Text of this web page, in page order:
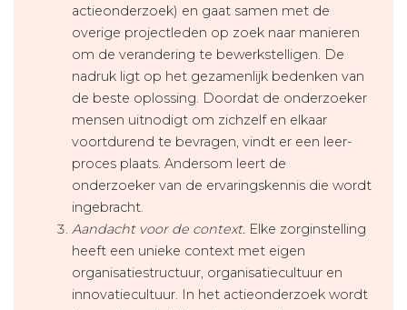
actieonderzoek) en gaat samen met de
overige projectleden op zoek naar manieren
om de verandering te bewerkstelligen. De
nadruk ligt op het gezamenlijk bedenken van
de beste oplossing. Doordat de onderzoeker
mensen uitnodigt om zichzelf en elkaar
voortdurend te bevragen, vindt er een leer­
proces plaats. Andersom leert de
onderzoeker van de ervaringskennis die wordt
ingebracht.
Aandacht voor de context. Elke zorginstelling
heeft een unieke context met eigen
organisatiestructuur, organisatiecultuur en
innovatiecultuur. In het actie­onderzoek wordt